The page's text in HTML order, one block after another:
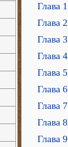
Глава 1
Глава 2
Глава 3
Глава 4
Глава 5
Глава 6
Глава 7
Глава 8
Глава 9